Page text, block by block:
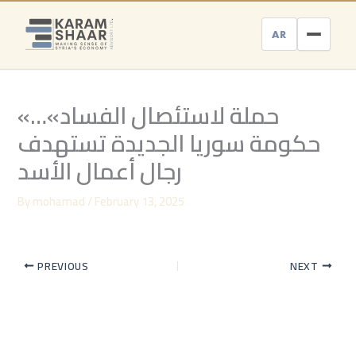
Skip
content
AR
«حملة لاستئصال الفساد»…
حكومة سوريا الجديدة تستهدف
رجال أعمال الأسد
Bymohamad/February 13, 2025
PREVIOUS NEXT